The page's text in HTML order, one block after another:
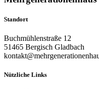
Standort
Buchmühlenstraße 12
51465 Bergisch Gladbach
Nützliche Links